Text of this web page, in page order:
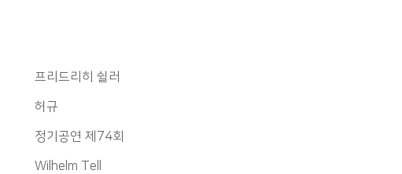
프리드리히 쉴러
허규
정기공연 제74회
Wilhelm Tell